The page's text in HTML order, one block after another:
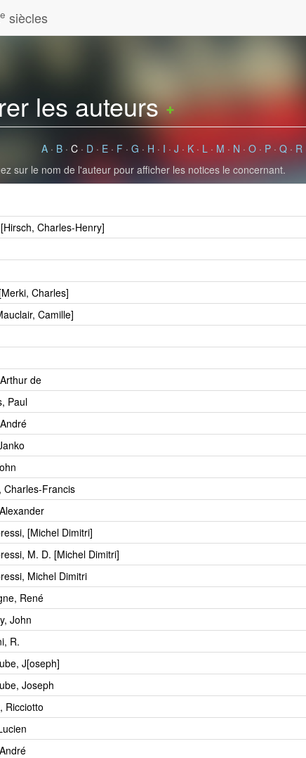
e siècles
les auteurs
A· B· C· D· E· F · G · H · I · J · K· L· M · N · O· P· Q· R
sur le nom de l'auteur pour afficher les notices le concernant.
Charles-Henry]
Charles]
Camille]
de
Paul
Charles-Francis
[Michel Dimitri]
M. D. [Michel Dimitri]
Michel Dimitri
René
John
R.
J[oseph]
Joseph
Ricciotto